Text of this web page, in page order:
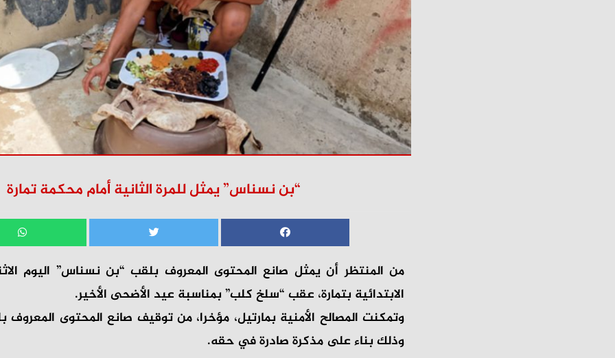
“بن نسناس” يمثل للمرة الثانية أمام محكمة تمارة
من المنتظر أن يمثل صانع المحتوى المعروف بلقب “بن نسناس” اليوم
الابتدائية بتمارة، عقب “سلخ كلب” بمناسبة عيد الأضحى الأخير.
وتمكنت المصالح الأمنية بمارتيل، مؤخرا، من توقيف صانع المحتوى
وذلك بناء على مذكرة صادرة في حقه.